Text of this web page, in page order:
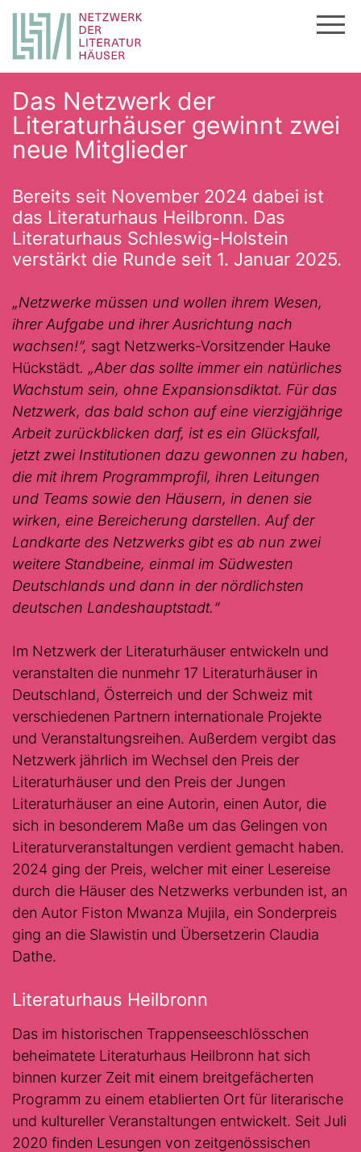
Inhalt
springen
Das Netzwerk der
Literaturhäuser gewinnt zwei
neue Mitglieder
Bereits seit November 2024 dabei ist
das Literaturhaus Heilbronn. Das
Literaturhaus Schleswig-Holstein
verstärkt die Runde seit 1. Januar 2025.
„Netzwerke müssen und wollen ihrem Wesen,
ihrer Aufgabe und ihrer Ausrichtung nach
wachsen!“, sagt Netzwerks-Vorsitzender Hauke
Hückstädt. „Aber das sollte immer ein natürliches
Wachstum sein, ohne Expansionsdiktat. Für das
Netzwerk, das bald schon auf eine vierzigjährige
Arbeit zurückblicken darf, ist es ein Glücksfall,
jetzt zwei Institutionen dazu gewonnen zu haben,
die mit ihrem Programmprofil, ihren Leitungen
und Teams sowie den Häusern, in denen sie
wirken, eine Bereicherung darstellen. Auf der
Landkarte des Netzwerks gibt es ab nun zwei
weitere Standbeine, einmal im Südwesten
Deutschlands und dann in der nördlichsten
deutschen Landeshauptstadt.“
Im Netzwerk der Literaturhäuser entwickeln und
veranstalten die nunmehr 17 Literaturhäuser in
Deutschland, Österreich und der Schweiz mit
verschiedenen Partnern internationale Projekte
und Veranstaltungsreihen. Außerdem vergibt das
Netzwerk jährlich im Wechsel den Preis der
Literaturhäuser und den Preis der Jungen
Literaturhäuser an eine Autorin, einen Autor, die
sich in besonderem Maße um das Gelingen von
Literaturveranstaltungen verdient gemacht haben.
2024 ging der Preis, welcher mit einer Lesereise
durch die Häuser des Netzwerks verbunden ist, an
den Autor Fiston Mwanza Mujila, ein Sonderpreis
ging an die Slawistin und Übersetzerin Claudia
Dathe.
Literaturhaus Heilbronn
Das im historischen Trappenseeschlösschen
beheimatete Literaturhaus Heilbronn hat sich
binnen kurzer Zeit mit einem breitgefächerten
Programm zu einem etablierten Ort für literarische
und kultureller Veranstaltungen entwickelt. Seit Juli
2020 finden Lesungen von zeitgenössischen